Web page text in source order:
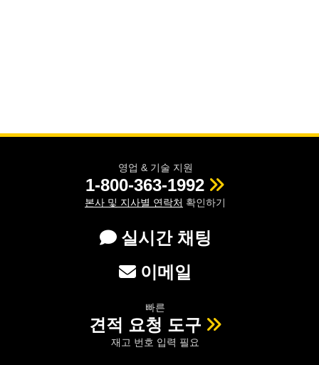
영업 & 기술 지원
1-800-363-1992
본사 및 지사별 연락처 확인하기
실시간 채팅
이메일
빠른
견적 요청 도구
재고 번호 입력 필요